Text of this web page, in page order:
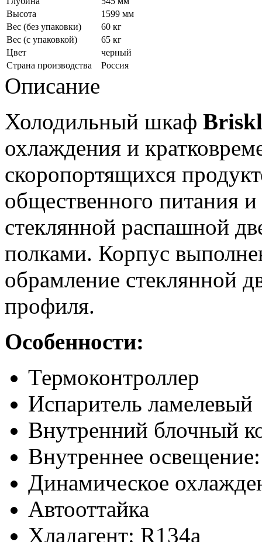
Высота
1599 мм
Вес (без упаковки)
60 кг
Вес (с упаковкой)
65 кг
Цвет
черный
Страна производства
Россия
Описание
Холодильный шкаф
охлаждения и
скоропортящихся
общественного питания
стеклянной распашной
полками. Корпус
обрамление стеклянной
профиля.
Особенности:
Термоконтроллер
Испаритель ламелевый
Внутренний блочный
Внутреннее
Динамическое
Автооттайка
Хладагент: R134a